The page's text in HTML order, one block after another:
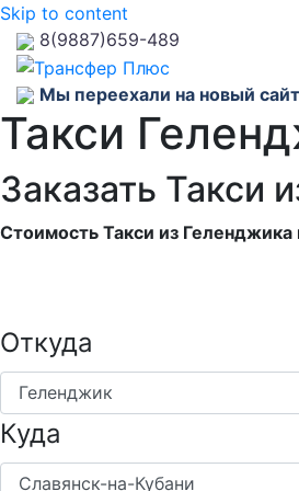
Skip to content
8(9887)659-489
Мы переехали на новый
Такси
Заказать Такси
Стоимость Такси из
Откуда
Куда